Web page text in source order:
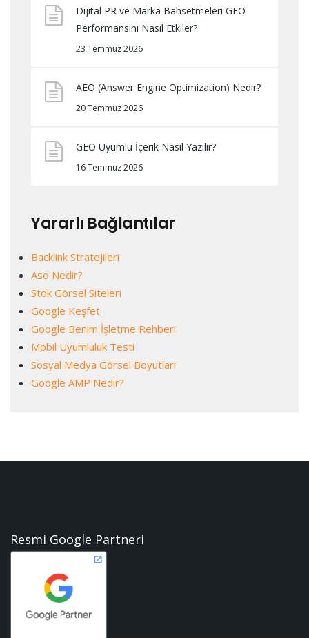
Dijital PR ve Marka Bahsetmeleri GEO
Performansını Nasıl Etkiler?
23 Temmuz 2026
AEO (Answer Engine Optimization) Nedir?
20 Temmuz 2026
GEO Uyumlu İçerik Nasıl Yazılır?
16 Temmuz 2026
Yararlı Bağlantılar
Backlink Stratejileri
Aso Nedir?
Stok Görsel Siteleri
Google Keşfet
Google Benim İşletme Rehberi
Mobil Uyumluluk Testi
Sosyal Medya Görsel Boyutları
Google AMP Nedir?
Resmi Google Partneri